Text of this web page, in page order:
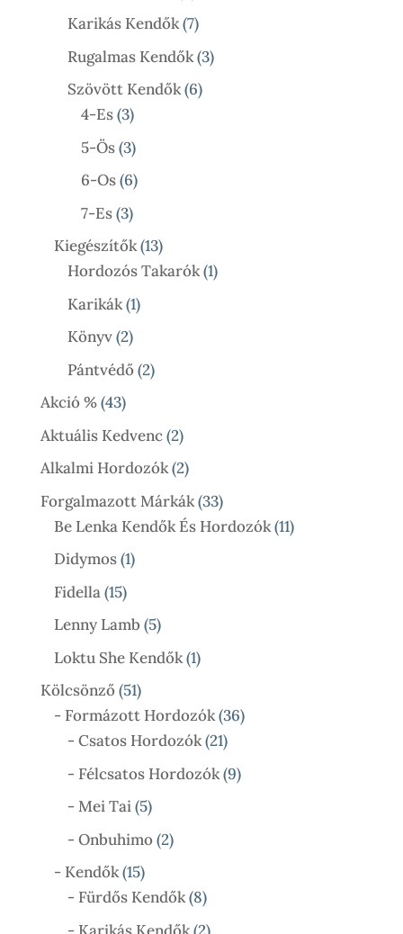
Termék
Karikás Kendők 77
Termék
Rugalmas Kendők 33
Szövött Kendők 66
4-Es 33
Termék
5-Ös 33
Termék
6-Os 66
7-Es 33
Termék
Kiegészítők 1313
Termék
Hordozós Takarók 11
Karikák 11
Könyv 22
Termék
Pántvédő 22
Akció % 4343
Termék
Aktuális Kedvenc 22
Termék
Alkalmi Hordozók 22
Termék
Forgalmazott Márkák 3333
Termék
Be Lenka Kendők És Hordozók 1111
Didymos 11
Fidella 1515
Termék
Lenny Lamb 55
Termék
Loktu She Kendők 11
Kölcsönző 5151
Termék
- Formázott Hordozók 3636
- Csatos Hordozók 2121
Termék
- Félcsatos Hordozók 99
- Mei Tai 55
Termék
- Onbuhimo 22
- Kendők 1515
Termék
- Fürdős Kendők 88
Termék
- Karikás Kendők 22